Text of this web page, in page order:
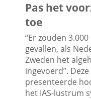
Pas het
toe
“Er zouden
gevallen, als
Zweden het
ingevoerd”.
presenteerde
het IAS-lustrum